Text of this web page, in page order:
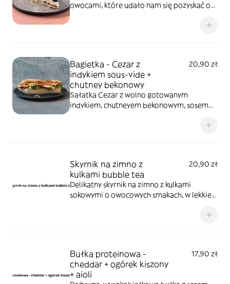
owocami, które udało nam się pozyskać od
Bagietka - Cezar z
indykiem sous-vide +
chutney bekonowy
20,90 zł
Sałatka Cezar z wolno gotowanym
indykiem, chutneyem bekonowym, sosem
Skyrnik na zimno z
kulkami bubble tea
20,90 zł
Delikatny skyrnik na zimno z kulkami
sokowymi o owocowych smakach, w lekkiej
Bułka proteinowa -
cheddar + ogórek kiszony
+ aioli
17,90 zł